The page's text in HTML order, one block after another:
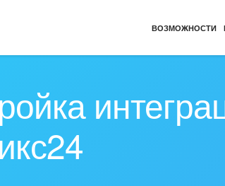
ВОЗМОЖНОСТИ